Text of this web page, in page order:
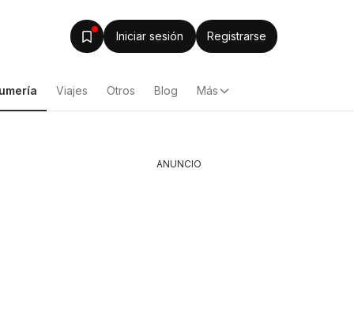
Iniciar sesión Registrarse
Viajes Otros Blog Más
ANUNCIO